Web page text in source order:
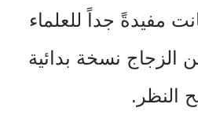
مفيدةً جداً للعلماء
الزجاج نسخة بدائية
النظر.